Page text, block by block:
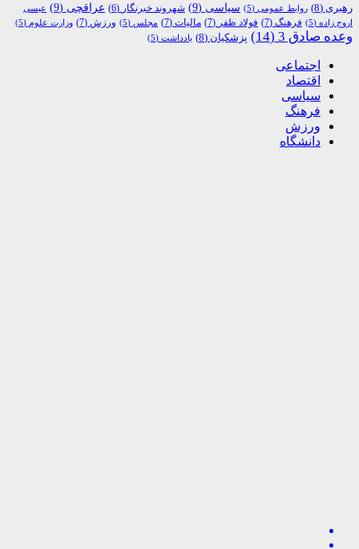
رهبری (8) روابط عمومی (5) سیاسی (9) شهروند خبرنگار (6) عراقچی (9)
عیسی
اروج زاده (5) فرهنگ (7) فولاد ظفر (7) مالیات (7) مجلس (5) ورزش (7) وزارت علوم (5)
وعده صادق 3 (14) پزشکیان (8) یادداشت (5)
اجتماعی
اقتصاد
سیاسی
فرهنگ
ورزش
دانشگاه